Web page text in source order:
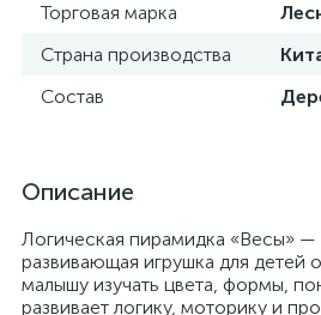
Торговая марка
Страна производства
Состав
Описание
Логическая пирамидка «Весы» —
развивающая игрушка для детей
малышу изучать цвета, формы,
развивает логику, моторику и